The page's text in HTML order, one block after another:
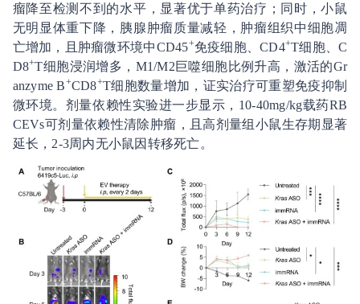
瘤降至检测不到的水平，显著优于单药治疗；同时，小鼠
无明显体重下降，胰腺肿瘤质量减轻，肿瘤组织中细胞凋
亡增加，且肿瘤微环境中CD45+免疫细胞、CD4+T细胞、C
D8+T细胞浸润增多，M1/M2巨噬细胞比例升高，激活的Gr
anzyme B+CD8+T细胞数量增加，证实治疗可重塑免疫抑制
微环境。剂量依赖性实验进一步显示，10-40mg/kg载药RB
CEVs可剂量依赖性清除肿瘤，且高剂量组小鼠生存期显著
延长，2-3周内无小鼠因转移死亡。